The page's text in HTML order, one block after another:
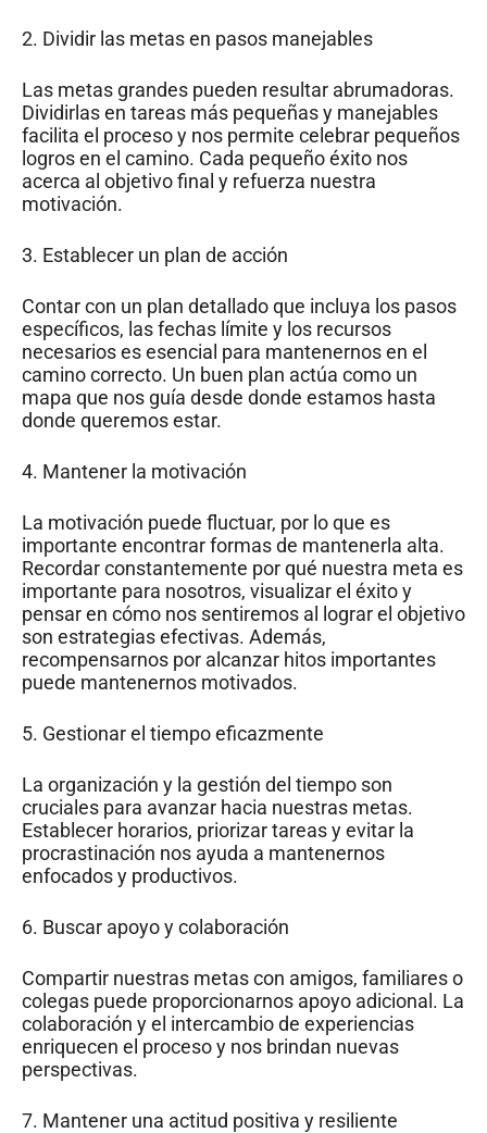
2. Dividir las metas en pasos manejables
Las metas grandes pueden resultar abrumadoras.
Dividirlas en tareas más pequeñas y manejables
facilita el proceso y nos permite celebrar pequeños
logros en el camino. Cada pequeño éxito nos
acerca al objetivo final y refuerza nuestra
motivación.
3. Establecer un plan de acción
Contar con un plan detallado que incluya los pasos
específicos, las fechas límite y los recursos
necesarios es esencial para mantenernos en el
camino correcto. Un buen plan actúa como un
mapa que nos guía desde donde estamos hasta
donde queremos estar.
4. Mantener la motivación
La motivación puede fluctuar, por lo que es
importante encontrar formas de mantenerla alta.
Recordar constantemente por qué nuestra meta es
importante para nosotros, visualizar el éxito y
pensar en cómo nos sentiremos al lograr el objetivo
son estrategias efectivas. Además,
recompensarnos por alcanzar hitos importantes
puede mantenernos motivados.
5. Gestionar el tiempo eficazmente
La organización y la gestión del tiempo son
cruciales para avanzar hacia nuestras metas.
Establecer horarios, priorizar tareas y evitar la
procrastinación nos ayuda a mantenernos
enfocados y productivos.
6. Buscar apoyo y colaboración
Compartir nuestras metas con amigos, familiares o
colegas puede proporcionarnos apoyo adicional. La
colaboración y el intercambio de experiencias
enriquecen el proceso y nos brindan nuevas
perspectivas.
7. Mantener una actitud positiva y resiliente